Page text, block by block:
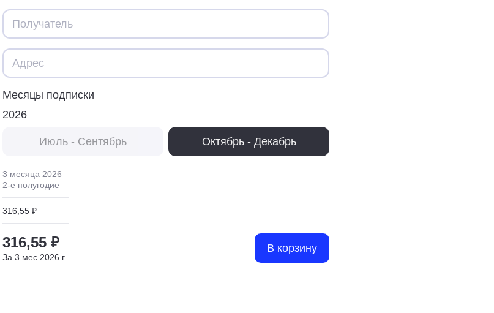
Месяцы подписки
2026
Июль - Сентябрь Октябрь - Декабрь
3 месяца 2026
2-е полугодие
316,55 ₽
316,55 ₽
За 3 мес 2026 г
В корзину